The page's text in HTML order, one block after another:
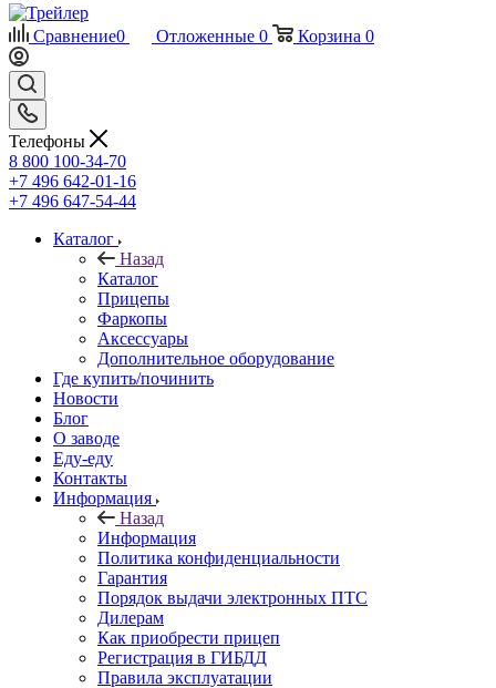
Сравнение0 Отложенные 0 Корзина 0
Телефоны
8 800 100-34-70
+7 496 642-01-16
+7 496 647-54-44
Каталог
Назад
Каталог
Прицепы
Фаркопы
Аксессуары
Дополнительное оборудование
Где купить/починить
Новости
Блог
О заводе
Еду-еду
Контакты
Информация
Назад
Информация
Политика конфиденциальности
Гарантия
Порядок выдачи электронных ПТС
Дилерам
Как приобрести прицеп
Регистрация в ГИБДД
Правила эксплуатации